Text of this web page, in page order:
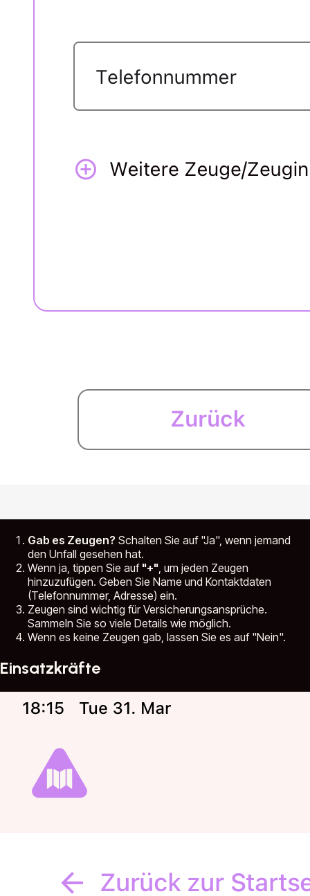
Gab es Zeugen? Schalten Sie auf "Ja", wenn jemand
den Unfall gesehen hat.
Wenn ja, tippen Sie auf "+", um jeden Zeugen
hinzuzufügen. Geben Sie Name und Kontaktdaten
(Telefonnummer, Adresse) ein.
Zeugen sind wichtig für Versicherungsansprüche.
Sammeln Sie so viele Details wie möglich.
Wenn es keine Zeugen gab, lassen Sie es auf "Nein".
Einsatzkräfte